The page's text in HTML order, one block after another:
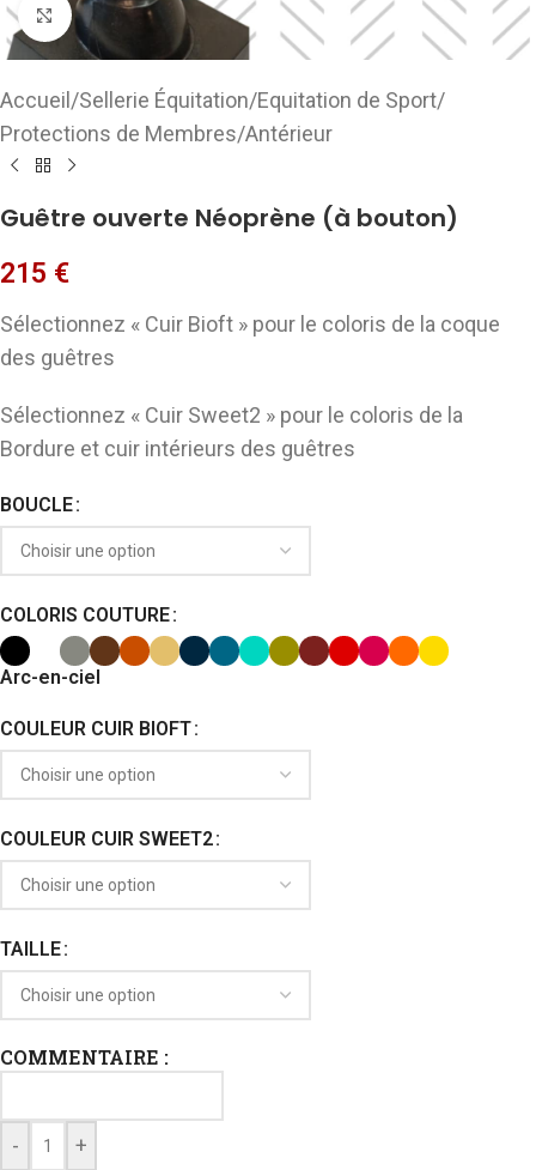
Cliquez pour agrandir
Accueil /Sellerie Équitation/Equitation de Sport/
Protections de Membres/Antérieur
Guêtre ouverte Néoprène (à bouton)
215 €
Sélectionnez « Cuir Bioft » pour le coloris de la coque
des guêtres
Sélectionnez « Cuir Sweet2 » pour le coloris de la
Bordure et cuir intérieurs des guêtres
BOUCLE
COLORIS COUTURE
Arc-en-ciel
COULEUR CUIR BIOFT
COULEUR CUIR SWEET2
TAILLE
COMMENTAIRE :
- +